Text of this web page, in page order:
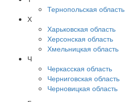
Тернопольская область
Х
Харьковская область
Херсонская область
Хмельницкая область
Ч
Черкасская область
Черниговская область
Черновицкая область